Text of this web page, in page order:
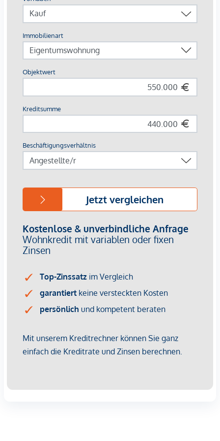
Europas erstes Stadtquartier in Holzbauweise
CO²-neutrale Energieversorgung durch Geothermie &
253 Wohnungen von 34 – 108 m²
Jede Einheit mit Außenfläche
Perfekte Innenstadtlage mit Natur, Kultur und Kulinarik
Beim Kauf einer 3- oder 4-Zimmerwohnung kann ein Kfz-
Stellplatz in der hauseigenen Tiefgarage um € 44.000,-
erworben werden.
Provisionsfrei für den Käufer!
Wir weisen darauf hin, dass zwischen dem Vermittler und
dem zu vermittelnden Dritten ein familiäres oder
wirtschaftliches Naheverhältnis besteht.
Der Vermittler ist als Doppelmakler tätig.
Infrastruktur / Entfernungen
Gesundheit
Arzt <500m
Klinik <500m
Krankenhaus <1.250m